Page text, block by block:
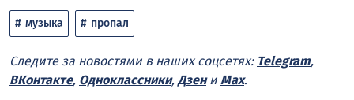
музыка пропал
Следите за новостями в наших соцсетях: Telegram,
ВКонтакте, Одноклассники, Дзени Max.